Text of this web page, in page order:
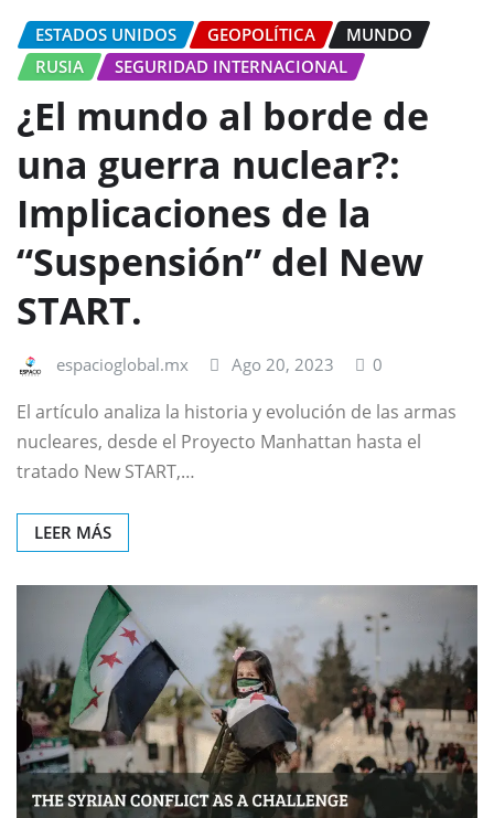
ESTADOS UNIDOS GEOPOLÍTICA
MUNDO
RUSIA
SEGURIDAD INTERNACIONAL
¿El mundo al borde de
una guerra nuclear?:
Implicaciones de la
“Suspensión” del New
START.
espacioglobal.mx Ago 20, 2023 0
El artículo analiza la historia y evolución de las armas
nucleares, desde el Proyecto Manhattan hasta el
tratado New START,…
LEER MÁS